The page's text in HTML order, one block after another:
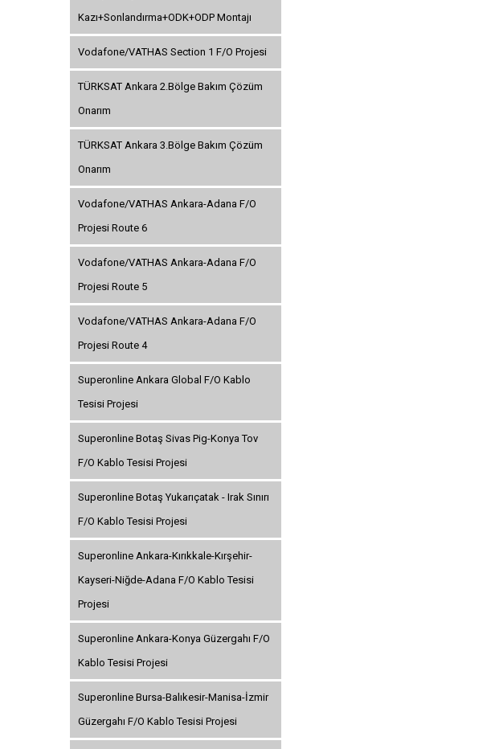
Kazı+Sonlandırma+ODK+ODP Montajı
Vodafone/VATHAS Section 1 F/O Projesi
TÜRKSAT Ankara 2.Bölge Bakım Çözüm
Onarım
TÜRKSAT Ankara 3.Bölge Bakım Çözüm
Onarım
Vodafone/VATHAS Ankara-Adana F/O
Projesi Route 6
Vodafone/VATHAS Ankara-Adana F/O
Projesi Route 5
Vodafone/VATHAS Ankara-Adana F/O
Projesi Route 4
Superonline Ankara Global F/O Kablo
Tesisi Projesi
Superonline Botaş Sivas Pig-Konya Tov
F/O Kablo Tesisi Projesi
Superonline Botaş Yukarıçatak - Irak Sınırı
F/O Kablo Tesisi Projesi
Superonline Ankara-Kırıkkale-Kırşehir-
Kayseri-Niğde-Adana F/O Kablo Tesisi
Projesi
Superonline Ankara-Konya Güzergahı F/O
Kablo Tesisi Projesi
Superonline Bursa-Balıkesir-Manisa-İzmir
Güzergahı F/O Kablo Tesisi Projesi